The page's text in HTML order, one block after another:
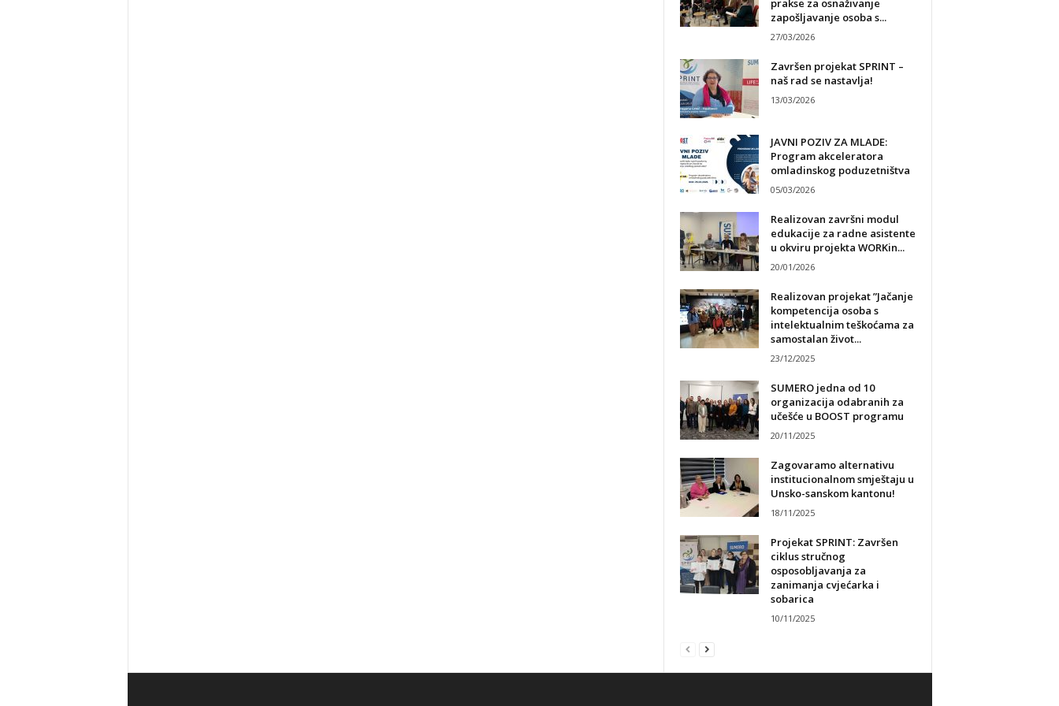
prakse za osnaživanje
zapošljavanje osoba s...
27/03/2026
Završen projekat SPRINT –
naš rad se nastavlja!
13/03/2026
JAVNI POZIV ZA MLADE:
Program akceleratora
omladinskog poduzetništva
05/03/2026
Realizovan završni modul
edukacije za radne asistente
u okviru projekta WORKin...
20/01/2026
Realizovan projekat ”Jačanje
kompetencija osoba s
intelektualnim teškoćama za
samostalan život...
23/12/2025
SUMERO jedna od 10
organizacija odabranih za
učešće u BOOST programu
20/11/2025
Zagovaramo alternativu
institucionalnom smještaju u
Unsko-sanskom kantonu!
18/11/2025
Projekat SPRINT: Završen
ciklus stručnog
osposobljavanja za
zanimanja cvjećarka i
sobarica
10/11/2025